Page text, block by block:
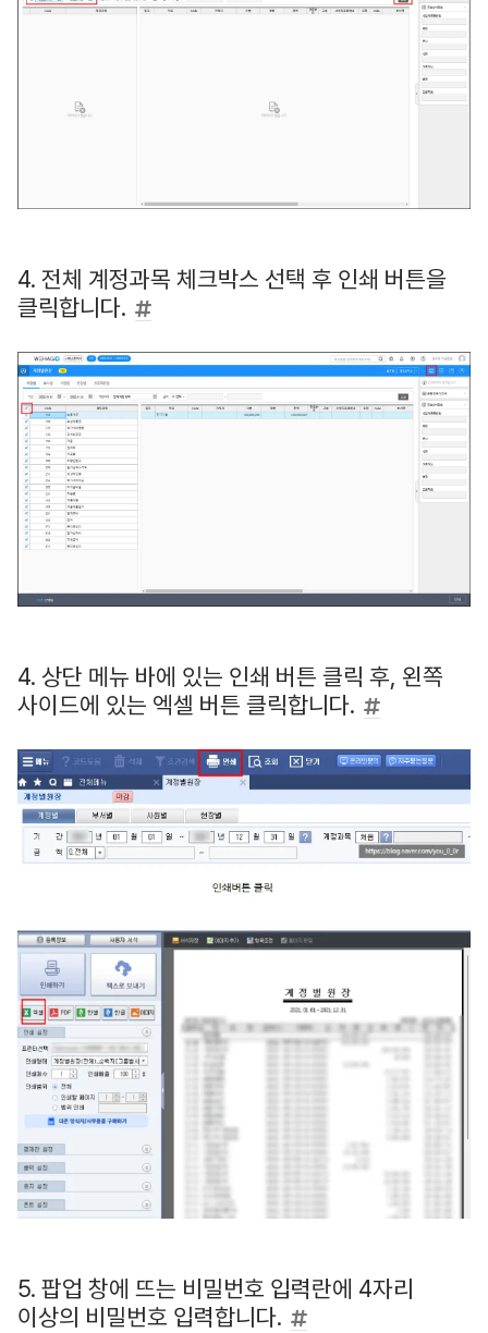
4. 전체 계정과목 체크박스 선택 후 인쇄 버튼을
클릭합니다.
4. 상단 메뉴 바에 있는 인쇄 버튼 클릭 후, 왼쪽
사이드에 있는 엑셀 버튼 클릭합니다.
5. 팝업 창에 뜨는 비밀번호 입력란에 4자리
이상의 비밀번호 입력합니다.